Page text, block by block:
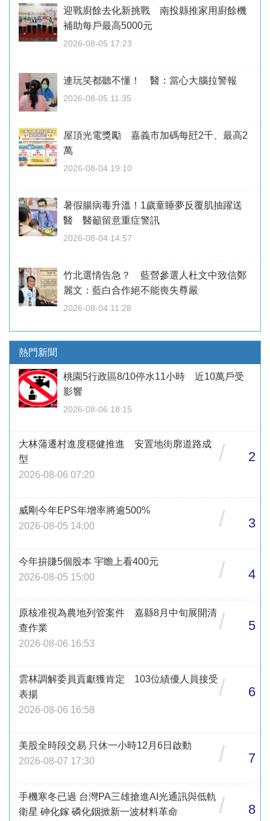
迎戰廚餘去化新挑戰 南投縣推家用廚餘機
補助每戶最高5000元
2026-08-05 17:23
連玩笑都聽不懂！ 醫：當心大腦拉警報
2026-08-05 11:35
屋頂光電獎勵 嘉義市加碼每瓩2千、最高2
萬
2026-08-04 19:10
暑假腸病毒升溫！1歲童睡夢反覆肌抽躍送
醫 醫籲留意重症警訊
2026-08-04 14:57
竹北選情告急？ 藍營參選人杜文中致信鄭
麗文：藍白合作絕不能喪失尊嚴
2026-08-04 11:28
熱門新聞
桃園5行政區8/10停水11小時 近10萬戶受
影響
2026-08-06 18:15
大林蒲遷村進度穩健推進 安置地街廓道路成
型
2026-08-06 07:20
/ 2
威剛今年EPS年增率將逾500%
2026-08-05 14:00
/ 3
今年拚賺5個股本 宇瞻上看400元
2026-08-05 15:00
/ 4
原核准視為農地列管案件 嘉縣8月中旬展開清
查作業
2026-08-06 16:53
/ 5
雲林調解委員貢獻獲肯定 103位績優人員接受
表揚
2026-08-06 16:58
/ 6
美股全時段交易 只休一小時12月6日啟動
2026-08-07 17:30
/ 7
手機寒冬已過 台灣PA三雄搶進AI光通訊與低軌
衛星 砷化鎵 磷化銦掀新一波材料革命
/ 8